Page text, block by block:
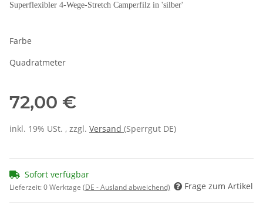
Superflexibler 4-Wege-Stretch Camperfilz in 'silber'
Farbe
Quadratmeter
72,00 €
inkl. 19% USt. , zzgl. Versand (Sperrgut DE)
Sofort verfügbar
Lieferzeit:0 Werktage (DE - Ausland abweichend) Frage zum Artikel